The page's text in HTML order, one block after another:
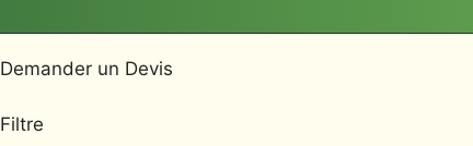
Demander un Devis
Filtre